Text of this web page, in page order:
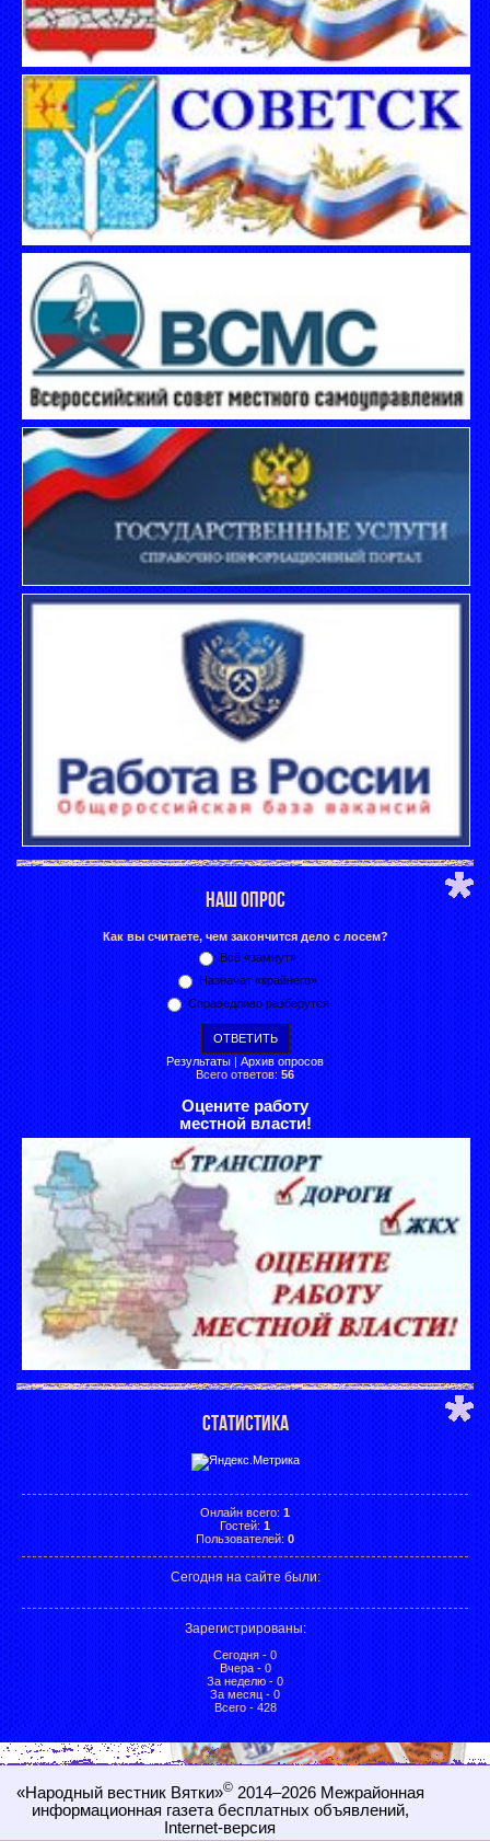
НАШ ОПРОС
Как вы считаете, чем закончится дело с лосем?
Всё «замнут»
Назначат «крайнего»
Справедливо разберутся
Результаты | Архив опросов
Всего ответов: 56
Оцените работу
местной власти!
СТАТИСТИКА
Онлайн всего: 1
Гостей: 1
Пользователей: 0
Сегодня на сайте были:
Зарегистрированы:
Сегодня - 0
Вчера - 0
За неделю - 0
За месяц - 0
Всего - 428
«Народный вестник Вятки»©2014–2026 Межрайонная
информационная газета бесплатных объявлений,
Internet-версия